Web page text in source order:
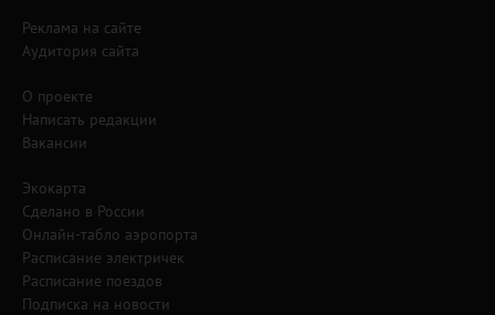
Реклама на сайте
Аудитория сайта
О проекте
Написать редакции
Вакансии
Экокарта
Сделано в России
Онлайн-табло аэропорта
Расписание электричек
Расписание поездов
Подписка на новости